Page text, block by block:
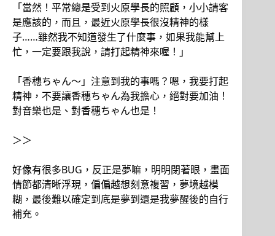
「當然！平常總是受到火原學長的照顧，小小請客
是應該的，而且，最近火原學長很沒精神的樣
子……雖然我不知道發生了什麼事，如果我能幫上
忙，一定要跟我說，請打起精神來喔！」
「香穗ちゃん～」注意到我的事嗎？嗯，我要打起
精神，不要讓香穗ちゃん為我擔心，絕對要加油！
對音樂也是、對香穗ちゃん也是！
＞＞
好像有很多BUG，反正是夢嘛，明明閉著眼，畫面
情節都清晰浮現，偏偏越想刻意複習，夢境越模
糊，最後難以確定到底是夢到還是我夢醒後的自行
補充。